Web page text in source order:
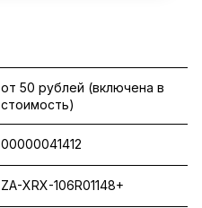
от 50 рублей (включена в
стоимость)
00000041412
ZA-XRX-106R01148+